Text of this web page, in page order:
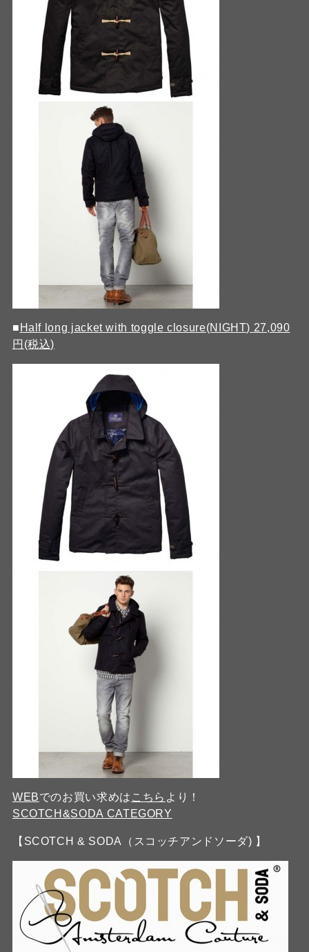
■ Half long jacket with toggle closure(NIGHT) 27,090
円(税込)
WEBでのお買い求めは こちら より！
SCOTCH&SODA CATEGORY
【SCOTCH & SODA（スコッチアンドソーダ) 】